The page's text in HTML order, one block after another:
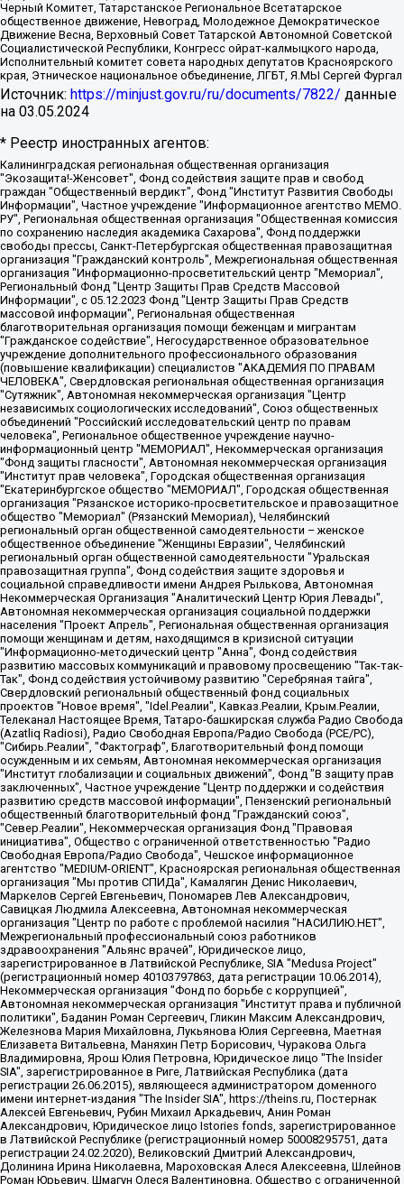
Черный Комитет, Татарстанское Региональное Всетатарское
общественное движение, Невоград, Молодежное Демократическое
Движение Весна, Верховный Совет Татарской Автономной Советской
Социалистической Республики, Конгресс ойрат-калмыцкого народа,
Исполнительный комитет совета народных депутатов Красноярского
края, Этническое национальное объединение, ЛГБТ, Я.МЫ Сергей Фургал
Источник: https://minjust.gov.ru/ru/documents/7822/ данные
на 03.05.2024
* Реестр иностранных агентов:
Калининградская региональная общественная организация "Экозащита!-Женсовет", Фонд содействия защите прав и свобод граждан "Общественный вердикт", Фонд "Институт Развития Свободы Информации", Частное учреждение "Информационное агентство МЕМО. РУ", Региональная общественная организация "Общественная комиссия по сохранению наследия академика Сахарова", Фонд поддержки свободы прессы, Санкт-Петербургская общественная правозащитная организация "Гражданский контроль", Межрегиональная общественная организация "Информационно-просветительский центр "Мемориал", Региональный Фонд "Центр Защиты Прав Средств Массовой Информации", с 05.12.2023 Фонд "Центр Защиты Прав Средств массовой информации", Региональная общественная благотворительная организация помощи беженцам и мигрантам "Гражданское содействие", Негосударственное образовательное учреждение дополнительного профессионального образования (повышение квалификации) специалистов "АКАДЕМИЯ ПО ПРАВАМ ЧЕЛОВЕКА", Свердловская региональная общественная организация "Сутяжник", Автономная некоммерческая организация "Центр независимых социологических исследований", Союз общественных объединений "Российский исследовательский центр по правам человека", Региональное общественное учреждение научно-информационный центр "МЕМОРИАЛ", Некоммерческая организация "Фонд защиты гласности", Автономная некоммерческая организация "Институт прав человека", Городская общественная организация "Екатеринбургское общество "МЕМОРИАЛ", Городская общественная организация "Рязанское историко-просветительское и правозащитное общество "Мемориал" (Рязанский Мемориал), Челябинский региональный орган общественной самодеятельности – женское общественное объединение "Женщины Евразии", Челябинский региональный орган общественной самодеятельности "Уральская правозащитная группа", Фонд содействия защите здоровья и социальной справедливости имени Андрея Рылькова, Автономная Некоммерческая Организация "Аналитический Центр Юрия Левады", Автономная некоммерческая организация социальной поддержки населения "Проект Апрель", Региональная общественная организация помощи женщинам и детям, находящимся в кризисной ситуации "Информационно-методический центр "Анна", Фонд содействия развитию массовых коммуникаций и правовому просвещению "Так-так-Так", Фонд содействия устойчивому развитию "Серебряная тайга", Свердловский региональный общественный фонд социальных проектов "Новое время", "Idel.Реалии", Кавказ.Реалии, Крым.Реалии, Телеканал Настоящее Время, Татаро-башкирская служба Радио Свобода (Azatliq Radiosi), Радио Свободная Европа/Радио Свобода (PCE/PC), "Сибирь.Реалии", "Фактограф", Благотворительный фонд помощи осужденным и их семьям, Автономная некоммерческая организация "Институт глобализации и социальных движений", Фонд "В защиту прав заключенных", Частное учреждение "Центр поддержки и содействия развитию средств массовой информации", Пензенский региональный общественный благотворительный фонд "Гражданский союз", "Север.Реалии", Некоммерческая организация Фонд "Правовая инициатива", Общество с ограниченной ответственностью "Радио Свободная Европа/Радио Свобода", Чешское информационное агентство "MEDIUM-ORIENT", Красноярская региональная общественная организация "Мы против СПИДа", Камалягин Денис Николаевич, Маркелов Сергей Евгеньевич, Пономарев Лев Александрович, Савицкая Людмила Алексеевна, Автономная некоммерческая организация "Центр по работе с проблемой насилия "НАСИЛИЮ.НЕТ", Межрегиональный профессиональный союз работников здравоохранения "Альянс врачей", Юридическое лицо, зарегистрированное в Латвийской Республике, SIA "Medusa Project" (регистрационный номер 40103797863, дата регистрации 10.06.2014), Некоммерческая организация "Фонд по борьбе с коррупцией", Автономная некоммерческая организация "Институт права и публичной политики", Баданин Роман Сергеевич, Гликин Максим Александрович, Железнова Мария Михайловна, Лукьянова Юлия Сергеевна, Маетная Елизавета Витальевна, Маняхин Петр Борисович, Чуракова Ольга Владимировна, Ярош Юлия Петровна, Юридическое лицо "The Insider SIA", зарегистрированное в Риге, Латвийская Республика (дата регистрации 26.06.2015), являющееся администратором доменного имени интернет-издания "The Insider SIA", https://theins.ru, Постернак Алексей Евгеньевич, Рубин Михаил Аркадьевич, Анин Роман Александрович, Юридическое лицо Istories fonds, зарегистрированное в Латвийской Республике (регистрационный номер 50008295751, дата регистрации 24.02.2020), Великовский Дмитрий Александрович, Долинина Ирина Николаевна, Мароховская Алеся Алексеевна, Шлейнов Роман Юрьевич, Шмагун Олеся Валентиновна, Общество с ограниченной ответственностью "Альтаир 2021", Общество с ограниченной ответственностью "Вега 2021", Общество с ограниченной ответственностью "Главный редактор 2021", Общество с ограниченной ответственностью "Ромашки монолит", Важенков Артем Валерьевич, Ивановская областная общественная организация "Центр гендерных исследований", Гурман Юрий Альбертович, Медиапроект "ОВД-Инфо", Егоров Владимир Владимирович, Жилинский Владимир Александрович, Общество с ограниченной ответственностью "ЗП", Иванова София Юрьевна, Карезина Инна Павловна, Кильтау Екатерина Викторовна, Петров Алексей Викторович, Пискунов Сергей Евгеньевич, Смирнов Сергей Сергеевич, Тихонов Михаил Сергеевич, Общество с ограниченной ответственностью "ЖУРНАЛИСТ-ИНОСТРАННЫЙ АГЕНТ", Арапова Галина Юрьевна, Вольтская Татьяна Анатольевна, Американская компания "Mason G.E.S. Anonymous Foundation" (США), являющаяся владельцем интернет-издания https://mnews.world/, Компания "Stichting Bellingcat", зарегистрированная в Нидерландах (дата регистрации 11.07.2018), Захаров Андрей Вячеславович, Клепиковская Екатерина Дмитриевна, Общество с ограниченной ответственностью "МЕМО", Перл Роман Александрович, Симонов Евгений Алексеевич, Соловьева Елена Анатольевна, Сотников Даниил Владимирович, Сурначева Елизавета Дмитриевна, Автономная некоммерческая организация по защите прав человека и информированию населения "Якутия – Наше Мнение", Общество с ограниченной ответственностью "Москоу диджитал медиа", с 26.01.2023 Общество с ограниченной ответственностью "Чайка Белые сады", Ветошкина Валерия Валерьевна, Заговора Максим Александрович, Межрегиональное общественное движение "Российская ЛГБТ - сеть", Оленичев Максим Владимирович, Павлов Иван Юрьевич, Скворцова Елена Сергеевна, Общество с ограниченной ответственностью "Как бы инагент", Кочетков Игорь Викторович, Общество с ограниченной ответственностью "Честные выборы", Еланчик Олег Александрович, Общество с ограниченной ответственностью "Нобелевский призыв", Гималова Регина Эмилевна, Григорьев Андрей Валерьевич, Григорьева Алина Александровна, Ассоциация по содействию защите прав призывников, альтернативнослужащих и военнослужащих "Правозащитная группа "Гражданин.Армия.Право", Хисамова Регина Фаритовна, Автономная некоммерческая организация по реализации социально-правовых программ "Лилит", Дальневосточное общественное движение "Маяк", Санкт-Петербургская ЛГБТ-инициативная группа "Выход", Инициативная группа ЛГБТ+ "Реверс", Алексеев Андрей Викторович, Бекбулатова Таисия Львовна, Беляев Иван Михайлович, Владыкина Елена Сергеевна, Гельман Марат Александрович, Никульшина Вероника Юрьевна, Толоконникова Надежда Андреевна, Шендерович Виктор Анатольевич, Общество с ограниченной ответственностью "Данное сообщение", Общество с ограниченной ответственностью Издательский дом "Новая глава", Айнбиндер Александра Александровна, Московский комьюнити-центр для ЛГБТ+инициатив, Благотворительный фонд развития филантропии, Deutsche Welle (Германия, Kurt-Schumacher-Strasse 3, 53113 Bonn), Борзунова Мария Михайловна, Воробьев Виктор Викторович, Голубева Анна Львовна, Константинова Алла Михайловна, Малкова Ирина Владимировна, Мурадов Мурад Абдулгалимович, Осетинская Елизавета Николаевна, Понасенков Евгений Николаевич, Ганапольский Матвей Юрьевич, Киселев Евгений Алексеевич, Борухович Ирина Григорьевна, Дремин Иван Тимофеевич, Дубровский Дмитрий Викторович, Красноярская региональная общественная организация поддержки и развития альтернативных образовательных технологий и межкультурных коммуникаций "ИНТЕРРА", Маяковская Екатерина Алексеевна, Фейгин Марк Захарович, Филимонов Андрей Викторович, Дзугкоева Регина Николаевна, Доброхотов Роман Александрович, Дудь Юрий Александрович, Елкин Сергей Владимирович, Кругликов Кирилл Игоревич, Сабунаева Мария Леонидовна, Семенов Алексей Владимирович, Шаинян Карен Багратович, Шульман Екатерина Михайловна, Асафьев Артур Валерьевич, Вахштайн Виктор Семенович, Венедиктов Алексей Алексеевич, Лушникова Екатерина Евгеньевна, Волков Леонид Михайлович, Невзоров Александр Глебович, Пархоменко Сергей Борисович, Сироткин Ярослав Николаевич, Кара-Мурза Владимир Владимирович, Баранова Наталья Владимировна, Гозман Леонид Яковлевич, Кагарлицкий Борис Юльевич, Климарев Михаил Валерьевич, Милов Владимир Станиславович, Автономная некоммерческая организация Краснодарский центр современного искусства "Типография", Моргенштерн Алишер Тагирович, Соболь Любовь Эдуардовна, Общество с ограниченной ответственностью "ЛИЗА НОРМ", Каспаров Гарри Кимович, Ходорковский Михаил Борисович, Общество с ограниченной ответственностью "Апрельские тезисы", Данилович Ирина Брониславовна, Кашин Олег Владимирович, Петров Николай Владимирович, Пивоваров Алексей Владимирович, Соколов Михаил Владимирович, Цветкова Юлия Владимировна, Чичваркин Евгений Александрович, Комитет против пыток/Команда против пыток, Общество с ограниченной ответственностью "Первый научный", Общество с ограниченной ответственностью "Вертолет и ко", Белоцерковская Вероника Борисовна, Кац Максим Евгеньевич, Лазарева Татьяна Юрьевна, Шаведдинов Руслан Табризович, Яшин Илья Валерьевич, Общество с ограниченной ответственностью "Иноагент ААВ", Алешковский Дмитрий Петрович, Альбац Евгения Марковна, Быков Дмитрий Львович, Галямина Юлия Евгеньевна, Лойко Сергей Леонидович, Мартынов Кирилл Константинович, Медведев Сергей Александрович, Крашенинников Федор Геннадиевич, Гордеева Катерина Вл